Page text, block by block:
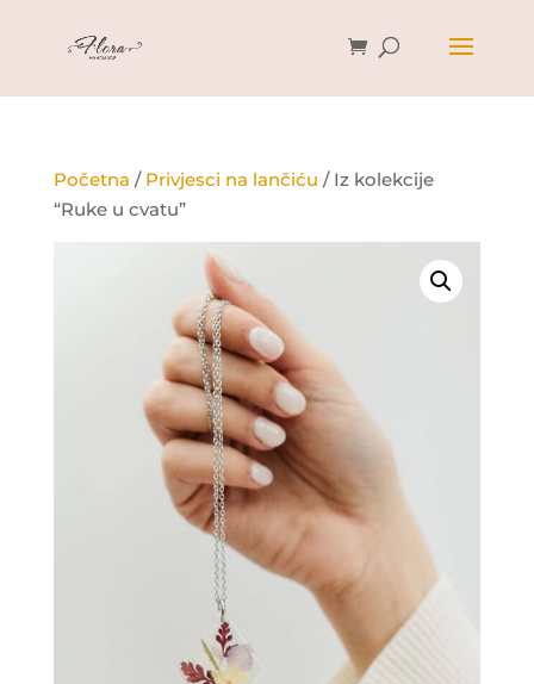
Početna / Privjesci na lančiću / Iz kolekcije
“Ruke u cvatu”